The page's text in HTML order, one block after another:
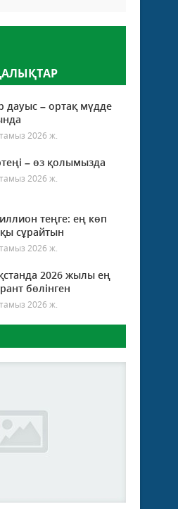
дауыс – ортақ мүдде
2026 ж.
– өз қолымызда
2026 ж.
теңге: ең көп
сұрайтын
2026 ж.
2026 жылы ең
бөлінген
2026 ж.